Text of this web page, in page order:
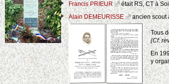
Francis PRIEUR
était RS, CT à
Alain DEMEURISSE
ancien scout
Tous
(Cf.
En
y